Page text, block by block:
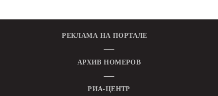
РЕКЛАМА НА ПОРТАЛЕ
АРХИВ НОМЕРОВ
РИА-ЦЕНТР